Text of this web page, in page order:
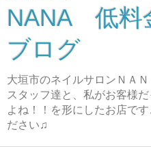
NANA 低料
ブログ
大垣市のネイルサロンＮＡ
スタッフ達と、私がお客様
よね！！を形にしたお店で
ださい♫